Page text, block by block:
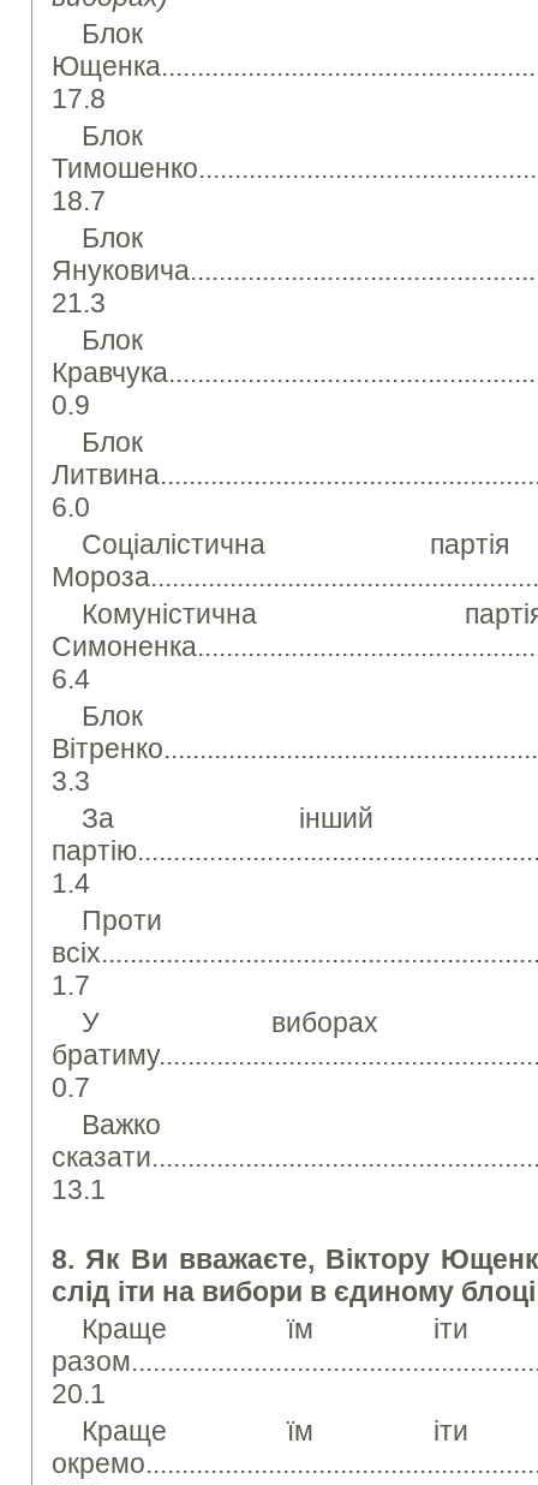
Блок
17.8
Блок
18.7
Блок
21.3
Блок
0.9
Блок
6.0
Соціалістична
Комуністична
6.4
Блок
3.3
За інший
1.4
Проти
1.7
У виборах
0.7
Важко
13.1
8. Як Ви вважаєте, Віктору
слід іти на вибори в єдиному
Краще їм іти
20.1
Краще їм іти